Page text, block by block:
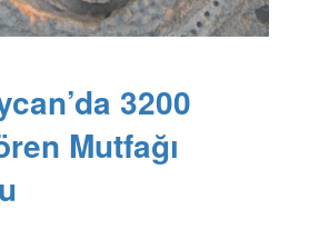
3200
Mutfağı